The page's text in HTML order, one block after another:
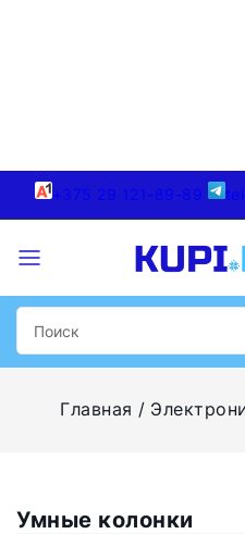
+375 29 121-89-89
Главная
Умные колонки